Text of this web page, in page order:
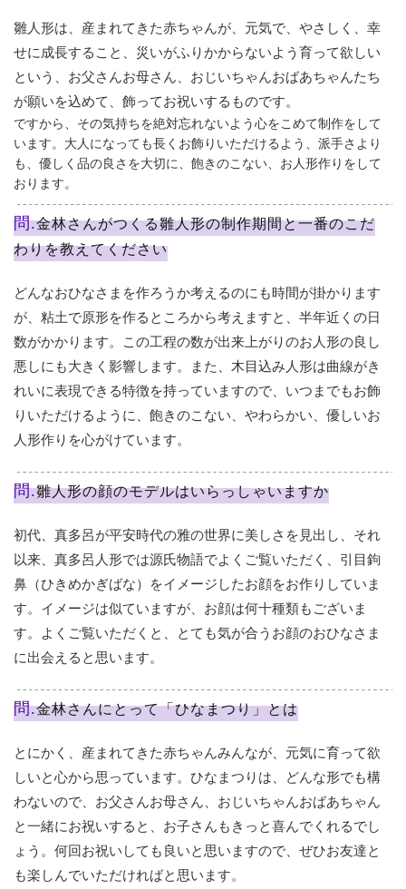
雛人形は、産まれてきた赤ちゃんが、元気で、やさしく、幸
せに成長すること、災いがふりかからないよう育って欲しい
という、お父さんお母さん、おじいちゃんおばあちゃんたち
が願いを込めて、飾ってお祝いするものです。
ですから、その気持ちを絶対忘れないよう心をこめて制作をして
います。大人になっても長くお飾りいただけるよう、派手さより
も、優しく品の良さを大切に、飽きのこない、お人形作りをして
おります。
問.金林さんがつくる雛人形の制作期間と一番のこだ
わりを教えてください
どんなおひなさまを作ろうか考えるのにも時間が掛かります
が、粘土で原形を作るところから考えますと、半年近くの日
数がかかります。この工程の数が出来上がりのお人形の良し
悪しにも大きく影響します。また、木目込み人形は曲線がき
れいに表現できる特徴を持っていますので、いつまでもお飾
りいただけるように、飽きのこない、やわらかい、優しいお
人形作りを心がけています。
問.雛人形の顔のモデルはいらっしゃいますか
初代、真多呂が平安時代の雅の世界に美しさを見出し、それ
以来、真多呂人形では源氏物語でよくご覧いただく、引目鉤
鼻（ひきめかぎばな）をイメージしたお顔をお作りしていま
す。イメージは似ていますが、お顔は何十種類もございま
す。よくご覧いただくと、とても気が合うお顔のおひなさま
に出会えると思います。
問.金林さんにとって「ひなまつり」とは
とにかく、産まれてきた赤ちゃんみんなが、元気に育って欲
しいと心から思っています。ひなまつりは、どんな形でも構
わないので、お父さんお母さん、おじいちゃんおばあちゃん
と一緒にお祝いすると、お子さんもきっと喜んでくれるでし
ょう。何回お祝いしても良いと思いますので、ぜひお友達と
も楽しんでいただければと思います。